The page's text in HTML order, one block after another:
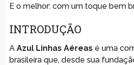
E o melhor: com um toque bem
INTRODUÇÃO
A Azul Linhas Aéreas é uma
brasileira que, desde sua